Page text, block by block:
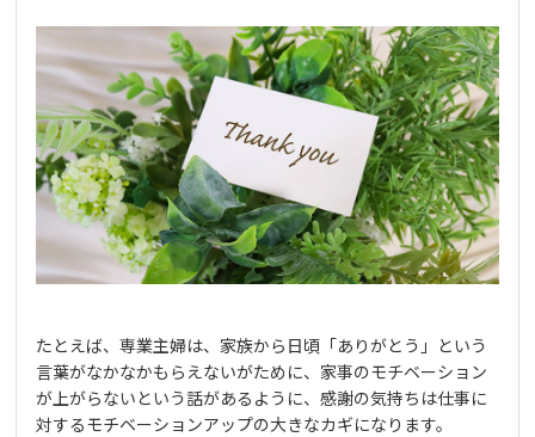
たとえば、専業主婦は、家族から日頃「ありがとう」という
言葉がなかなかもらえないがために、家事のモチベーション
が上がらないという話があるように、感謝の気持ちは仕事に
対するモチベーションアップの大きなカギになります。